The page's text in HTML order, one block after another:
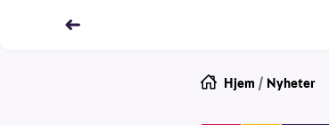
Hjem / Nyheter